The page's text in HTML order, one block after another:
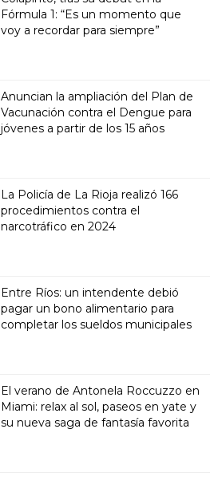
Fórmula 1: “Es un momento que
voy a recordar para siempre”
Anuncian la ampliación del Plan de
Vacunación contra el Dengue para
jóvenes a partir de los 15 años
La Policía de La Rioja realizó 166
procedimientos contra el
narcotráfico en 2024
Entre Ríos: un intendente debió
pagar un bono alimentario para
completar los sueldos municipales
El verano de Antonela Roccuzzo en
Miami: relax al sol, paseos en yate y
su nueva saga de fantasía favorita